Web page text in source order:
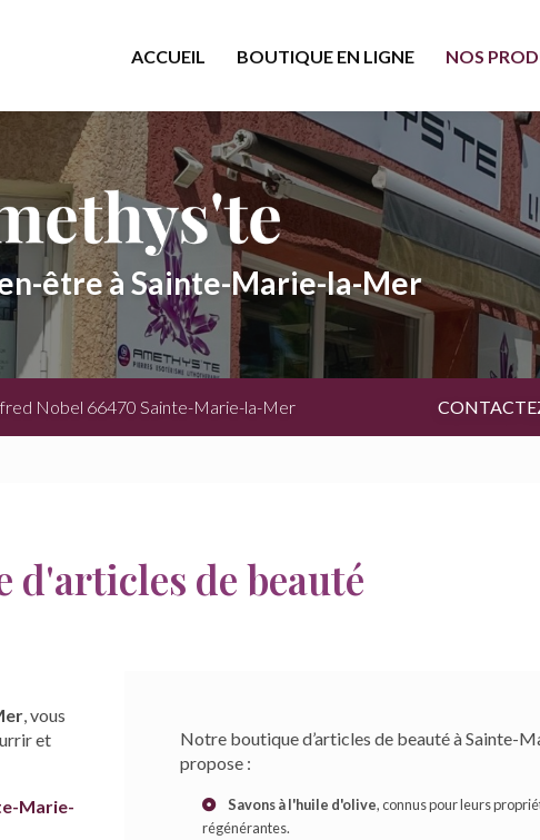
ACCUEIL BOUTIQUE EN LIGNE NOS
Minéraux
Bijoux
Décoration
Bougies &
Ésotérisme
Livres &
Beauté
être à Sainte-Marie-la-Mer
Nobel 66470 Sainte-Marie-la-Mer
d'articles de beauté
, vous
et
Marie-
Notre boutique d’articles de beauté à Sainte-
propose :
Savons à l'huile d'olive, connus pour leurs
régénérantes.